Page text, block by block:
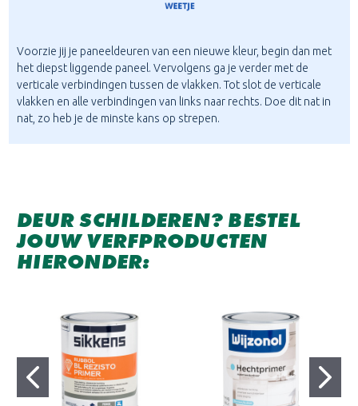
Voorzie jij je paneeldeuren van een nieuwe kleur, begin dan met
het diepst liggende paneel. Vervolgens ga je verder met de
verticale verbindingen tussen de vlakken. Tot slot de verticale
vlakken en alle verbindingen van links naar rechts. Doe dit nat in
nat, zo heb je de minste kans op strepen.
DEUR SCHILDEREN? BESTEL
JOUW VERFPRODUCTEN
HIERONDER: